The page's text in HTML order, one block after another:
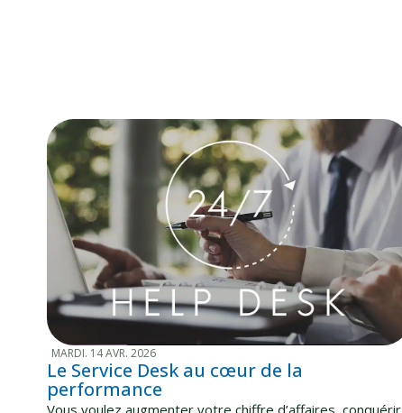
MARDI. 14 AVR. 2026
Le Service Desk au cœur de la
performance